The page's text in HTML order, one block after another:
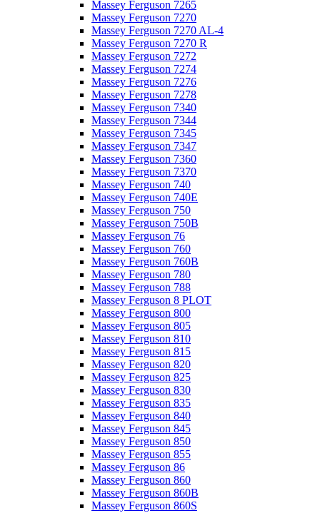
Massey Ferguson 7265
Massey Ferguson 7270
Massey Ferguson 7270 AL-4
Massey Ferguson 7270 R
Massey Ferguson 7272
Massey Ferguson 7274
Massey Ferguson 7276
Massey Ferguson 7278
Massey Ferguson 7340
Massey Ferguson 7344
Massey Ferguson 7345
Massey Ferguson 7347
Massey Ferguson 7360
Massey Ferguson 7370
Massey Ferguson 740
Massey Ferguson 740E
Massey Ferguson 750
Massey Ferguson 750B
Massey Ferguson 76
Massey Ferguson 760
Massey Ferguson 760B
Massey Ferguson 780
Massey Ferguson 788
Massey Ferguson 8 PLOT
Massey Ferguson 800
Massey Ferguson 805
Massey Ferguson 810
Massey Ferguson 815
Massey Ferguson 820
Massey Ferguson 825
Massey Ferguson 830
Massey Ferguson 835
Massey Ferguson 840
Massey Ferguson 845
Massey Ferguson 850
Massey Ferguson 855
Massey Ferguson 86
Massey Ferguson 860
Massey Ferguson 860B
Massey Ferguson 860S